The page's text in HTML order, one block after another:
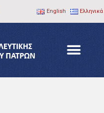
English Ελληνικά